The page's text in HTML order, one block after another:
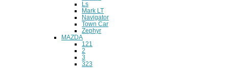
Ls
Mark LT
Navigator
Town Car
Zephyr
MAZDA
121
2
3
323